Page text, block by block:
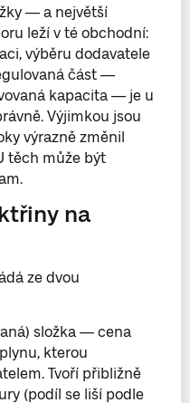
— a největší
leží v té obchodní:
výběru dodavatele
část —
kapacita — je u
Výjimkou jsou
výrazně změnil
těch může být
na
ze dvou
složka — cena
kterou
Tvoří přibližně
(podíl se liší podle